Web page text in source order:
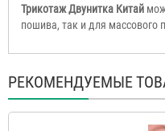
Трикотаж Двунитка Китай
пошива, так и для массового
РЕКОМЕНДУЕМЫЕ